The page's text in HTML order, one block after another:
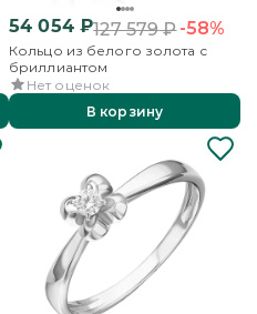
54 054₽127 579₽-58%
Кольцо из белого золота с
бриллиантом
Нет оценок
В корзину